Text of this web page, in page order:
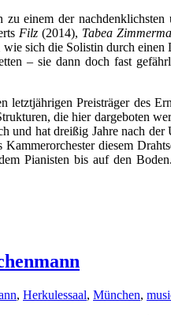
einem der
Filz(2014), Tabea
sich die Solistin durch einen
– sie dann doch fast
Preisträger des
die hier dargeboten
und hat dreißig Jahre nach
diesem
Pianisten bis auf den
, Herkulessaal, München,